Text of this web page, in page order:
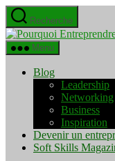
Aller
au
contenu
Recherche
Menu
Blog
Leadership
Networking
Business
Inspiration
Devenir un
Soft Skills